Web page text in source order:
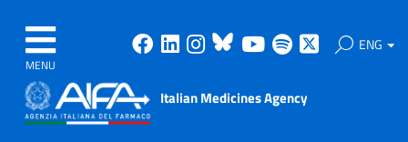
MENU
Facebook
Linkedin
Instagram
Bluesky
Youtube
Spotify ENG
Italian Medicines Agency